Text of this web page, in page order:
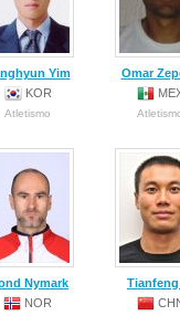
Yim
KOR
Atletismo
Omar
Nymark
NOR
Tianfeng